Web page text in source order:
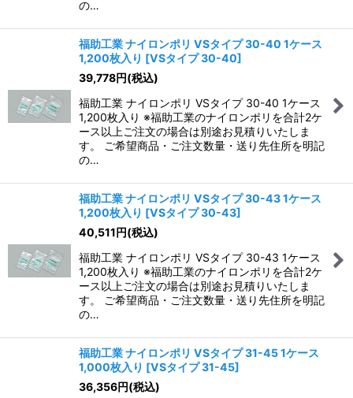
の…
福助工業 ナイロンポリ VSタイプ 30-40 1ケース
1,200枚入り [VSタイプ 30-40]
39,778円(税込)
福助工業 ナイロンポリ VSタイプ 30-40 1ケース
1,200枚入り ※福助工業のナイロンポリを合計2ケ
ース以上ご注文の場合は別途お見積りいたしま
す。 ご希望商品・ご注文数量・送り先住所を明記
の…
福助工業 ナイロンポリ VSタイプ 30-43 1ケース
1,200枚入り [VSタイプ 30-43]
40,511円(税込)
福助工業 ナイロンポリ VSタイプ 30-43 1ケース
1,200枚入り ※福助工業のナイロンポリを合計2ケ
ース以上ご注文の場合は別途お見積りいたしま
す。 ご希望商品・ご注文数量・送り先住所を明記
の…
福助工業 ナイロンポリ VSタイプ 31-45 1ケース
1,000枚入り [VSタイプ 31-45]
36,356円(税込)